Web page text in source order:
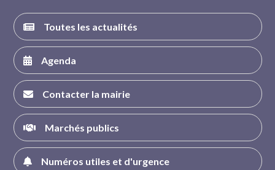
Toutes les actualités
Agenda
Contacter la mairie
Marchés publics
Numéros utiles et d'urgence